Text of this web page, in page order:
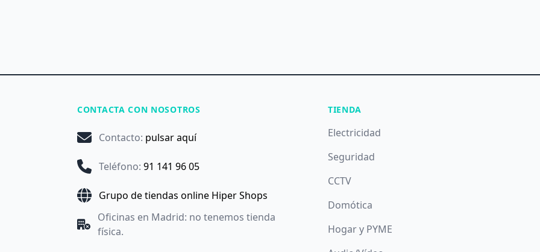
CONTACTA CON NOSOTROS
Contacto: pulsar aquí
Teléfono: 91 141 96 05
Grupo de tiendas online Hiper Shops
Oficinas en Madrid: no tenemos tienda
física.
TIENDA
Electricidad
Seguridad
CCTV
Domótica
Hogar y PYME